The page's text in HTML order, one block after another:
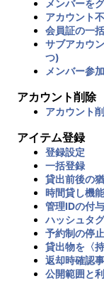
メンバーを
アカウント
会員証の一
サブアカウ
つ)
メンバー参
アカウント削除
アカウント
アイテム登録
登録設定
一括登録
貸出前後の
時間貸し機能
管理IDの付与
ハッシュタグ
予約制の停止
貸出物を〈
返却時確認
公開範囲と